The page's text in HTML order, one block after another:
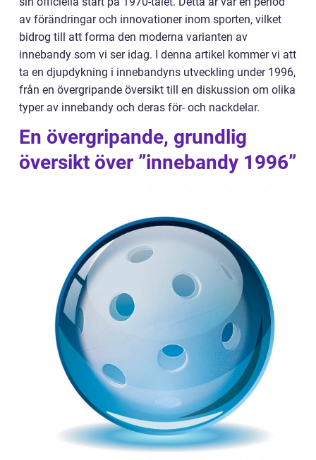
av förändringar och innovationer inom sporten, vilket
bidrog till att forma den moderna varianten av
innebandy som vi ser idag. I denna artikel kommer vi att
ta en djupdykning i innebandyns utveckling under 1996,
från en övergripande översikt till en diskussion om olika
typer av innebandy och deras för- och nackdelar.
En övergripande, grundlig
översikt över ”innebandy 1996”